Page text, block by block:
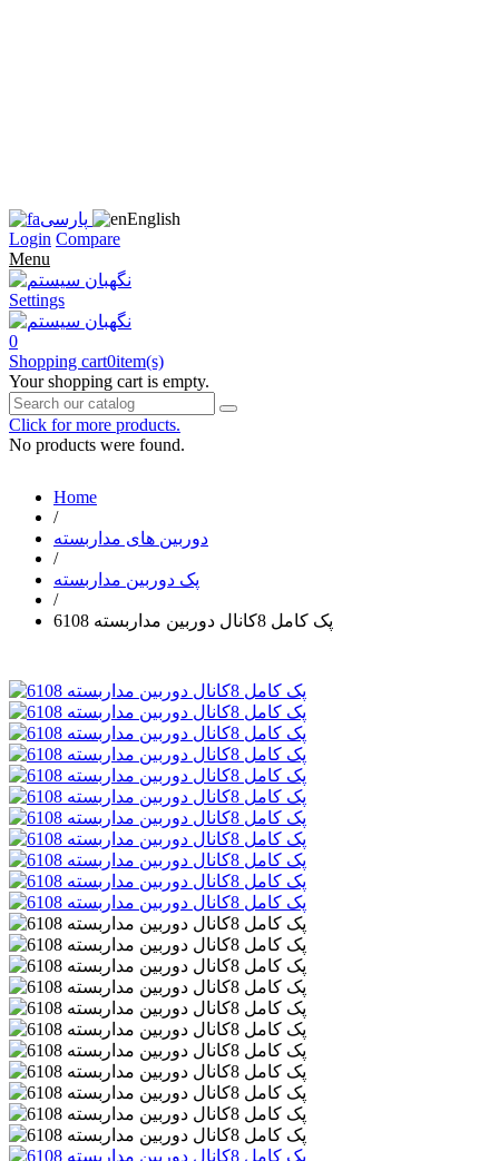
پارسی
English
Login Compare
Menu
Settings
0
Shopping cart0item(s)
Your shopping cart is empty.
Click for more products.
No products were found.
Home
/
دوربین های مداربسته
/
پک دوربین مداربسته
/
پک کامل 8کانال دوربین مداربسته 6108